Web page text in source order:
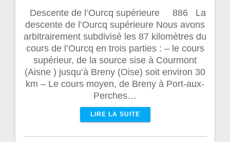
Descente de l’Ourcq supérieure 886 La
descente de l’Ourcq supérieure Nous avons
arbitrairement subdivisé les 87 kilomètres du
cours de l’Ourcq en trois parties : – le cours
supérieur, de la source sise à Courmont
(Aisne ) jusqu’à Breny (Oise) soit environ 30
km – Le cours moyen, de Breny à Port-aux-
Perches…
LIRE LA SUITE